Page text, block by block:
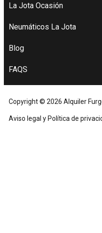
La Jota Ocasión
Neumáticos La Jota
Blog
FAQS
Copyright © 2026 Alquiler
Aviso legal y Política de